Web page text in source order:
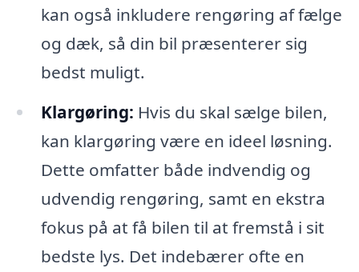
kan også inkludere rengøring af fælge
og dæk, så din bil præsenterer sig
bedst muligt.
Klargøring: Hvis du skal sælge bilen,
kan klargøring være en ideel løsning.
Dette omfatter både indvendig og
udvendig rengøring, samt en ekstra
fokus på at få bilen til at fremstå i sit
bedste lys. Det indebærer ofte en